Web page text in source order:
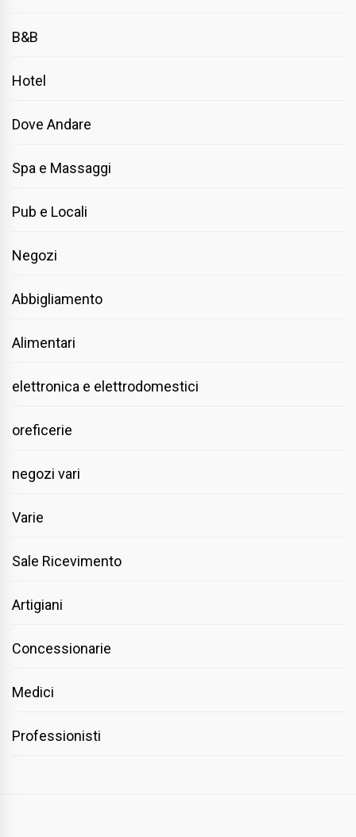
B&B
Hotel
Dove Andare
Spa e Massaggi
Pub e Locali
Negozi
Abbigliamento
Alimentari
elettronica e elettrodomestici
oreficerie
negozi vari
Varie
Sale Ricevimento
Artigiani
Concessionarie
Medici
Professionisti